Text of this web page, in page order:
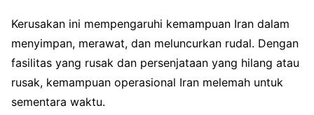
Kerusakan ini mempengaruhi kemampuan Iran dalam
menyimpan, merawat, dan meluncurkan rudal. Dengan
fasilitas yang rusak dan persenjataan yang hilang atau
rusak, kemampuan operasional Iran melemah untuk
sementara waktu.